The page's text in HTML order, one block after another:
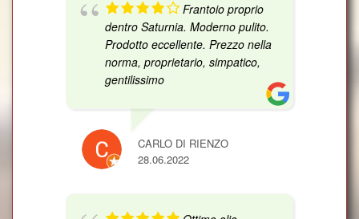
Frantoio proprio
dentro Saturnia. Moderno pulito.
Prodotto eccellente. Prezzo nella
norma, proprietario, simpatico,
gentilissimo
CARLO DI RIENZO
28.06.2022